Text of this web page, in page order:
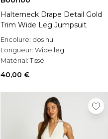
Halterneck Drape Detail Gold
Trim Wide Leg Jumpsuit
Encolure: dos nu
Longueur: Wide leg
Matérial:Tissé
40,00 €